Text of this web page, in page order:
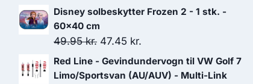
Disney solbeskytter Frozen 2 - 1 stk. -
60x40 cm
49.95kr. Den
oprindelige
pris
47.45 kr.
aktuelle
pris
Red Line - Gevindundervogn til VW Golf 7
Limo/Sportsvan (AU/AUV) - Multi-Link